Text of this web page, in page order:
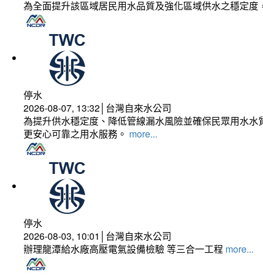
為全面提升該區域居民用水品質及強化區域供水之穩定
停水
2026-08-07, 13:32│台灣自來水公司
為提升供水穩定度、降低管線漏水風險並確保民眾用水
更安心可靠之用水服務。 more...
停水
2026-08-03, 10:01│台灣自來水公司
辦理龍潭給水廠高壓電氣設備檢驗 等三合一工程 more...